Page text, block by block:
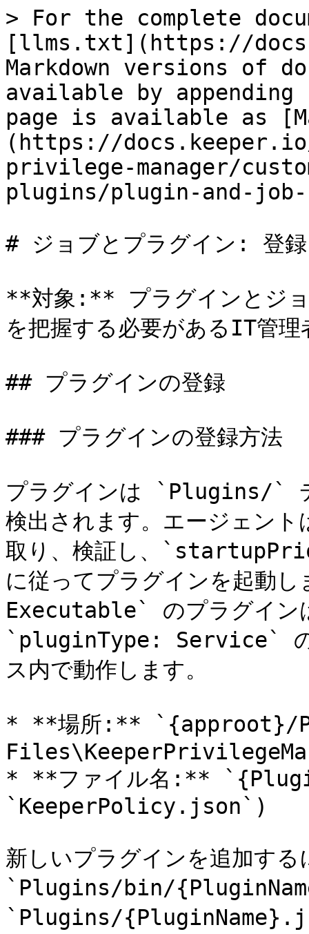
> For the complete
[llms.txt](https://
Markdown versions of
available by
page is available as
(https://
privilege-manager/
plugins/plugin-and-
# ジョブとプラグイン: 登録
**対象:** プラグインとジョ
を把握する必要があるIT管理
## プラグインの登録
### プラグインの登録方法
プラグインは `Plugins/` デ
検出されます。エージェン
取り、検証し、
に従ってプラグインを起動
Executable` のプラグイン
`pluginType: Service` の
ス内で動作します。
* **場所:** `{approot}/
* **ファイル名:**
`KeeperPolicy.json`)
新しいプラグインを追加す
`Plugins/bin/
`Plugins/